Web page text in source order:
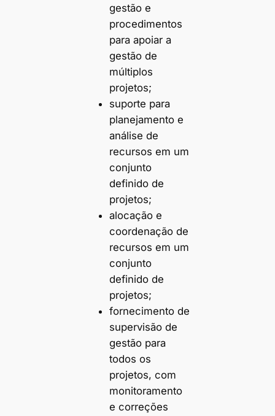
gestão e
procedimentos
para apoiar a
gestão de
múltiplos
projetos;
suporte para
planejamento e
análise de
recursos em um
conjunto
definido de
projetos;
alocação e
coordenação de
recursos em um
conjunto
definido de
projetos;
fornecimento de
supervisão de
gestão para
todos os
projetos, com
monitoramento
e correções